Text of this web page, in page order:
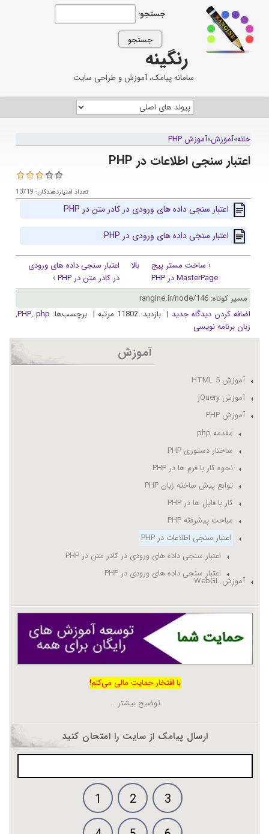
جستجو:
رنگینه
سامانه پیامک، آموزش و طراحی سایت
خانه»آموزش»آموزش PHP
اعتبار سنجی اطلاعات در PHP
تعداد امتیازدهندگان: 13719
اعتبار سنجی داده های ورودی در کادر متن در PHP
اعتبار سنجی داده های ورودی در PHP
‹ ساخت مستر پیج
MasterPage در PHP
بالا
اعتبار سنجی داده های ورودی
در کادر متن در PHP ›
مسیر کوتاه: rangine.ir/node/146
اضافه کردن دیدگاه جدید | بازدید: 11802 مرتبه | برچسب‌ها: PHP, php
,
زبان برنامه نویسی
آموزش
آموزش HTML 5
آموزش jQuery
آموزش PHP
مقدمه php
ساختار دستوری PHP
نحوه کار با فرم ها در PHP
توابع پیش ساخته زبان PHP
کار با فایل ها در PHP
مباحث پیشرفته PHP
اعتبار سنجی اطلاعات در PHP
اعتبار سنجی داده های ورودی در کادر متن در PHP
اعتبار سنجی داده های ورودی در PHP
آموزش WebGL
با افتخار حمایت مالی می‌کنم!
توضیح بیشتر...
ارسال پیامک از سایت را امتحان کنید
1 2
3